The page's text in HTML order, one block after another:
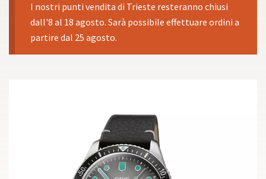
I nostri punti vendita di Trieste resteranno chiusi
dall'8 al 18 agosto. Sarà possibile effettuare ordini a
partire dal 25 agosto.